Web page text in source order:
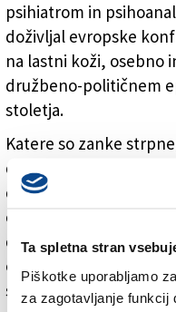
Ta spletna stran
Piškotke uporabljamo
za zagotavljanje funkcij
psihiatrom in
doživljal evropske
na lastni koži, osebno
družbeno-političnem
stoletja.
Katere so zanke
da se večkrat radi
dvema svetovoma,
čisto nasprotno in
družinski spomin je
obremenjujoč, če ga
stopiti korak čez